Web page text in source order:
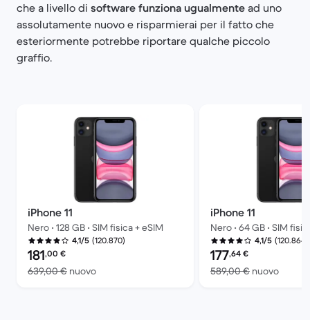
che a livello di software funziona ugualmente ad uno
assolutamente nuovo e risparmierai per il fatto che
esteriormente potrebbe riportare qualche piccolo
graffio.
iPhone 11
Nero • 128 GB • SIM fisica + eSIM
4,1/5 (120.870)
Prezzo del ricondizionato:
181,00 €
639,00 € nuovoRispetto a 639,00 € del nuovo
iPhone 11
Nero • 64 GB • SIM
4,1/5 (120.864)
Prezzo del
177,64 €
589,00 € nuovo